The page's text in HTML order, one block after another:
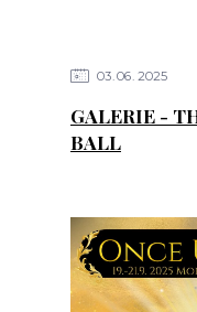
03 06 2025
GALERIE -
BALL